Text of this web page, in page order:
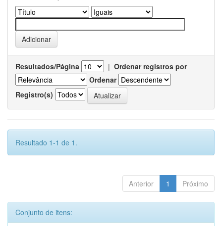
Resultados/Página | Ordenar registros por
Ordenar
Registro(s)
Resultado 1-1 de 1.
Anterior 1 Próximo
Conjunto de itens: